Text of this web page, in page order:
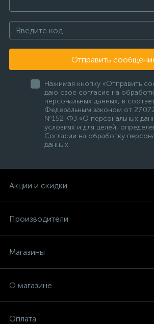
Отправить
Нажимая кнопку «Отправить
даю свое согласие на
персональных данных, в
Федеральным законом от
№152-ФЗ «О персональных
условиях и для целей,
Согласии на обработку
данных
Акции и скидки
Производители
Магазины
О магазине
Оплата